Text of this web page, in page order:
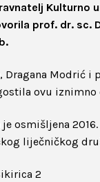
Kulturno
prof. dr. sc.
Modrić i
ovu
osmišljena
liječničkog